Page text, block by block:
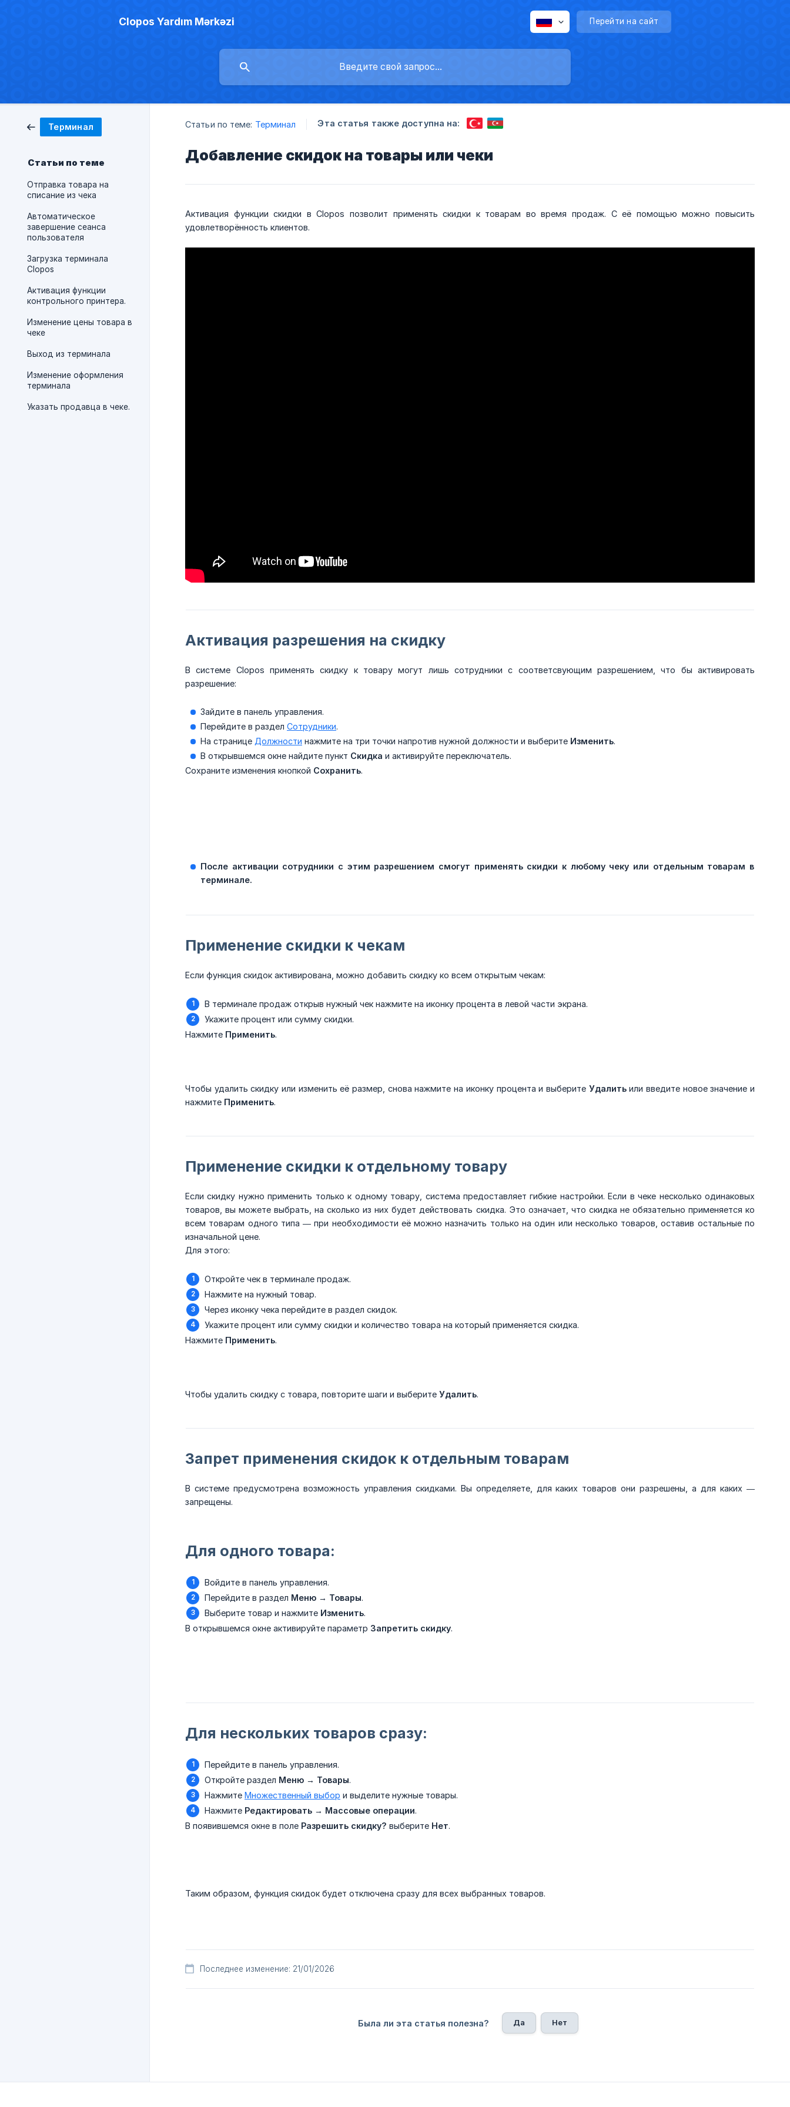
Clopos Yardım Mərkəzi Перейти на сайт
Терминал
Статьи по теме
Отправка товара на
списание из чека
Автоматическое
завершение сеанса
пользователя
Загрузка терминала
Clopos
Активация функции
контрольного принтера.
Изменение цены товара в
чеке
Выход из терминала
Изменение оформления
терминала
Указать продавца в чеке.
Статьи по теме: Терминал Эта статья также доступна на:
Добавление скидок на товары или чеки
Активация функции скидки в Clopos позволит применять скидки к товарам во время продаж. С её помощью можно повысить
удовлетворённость клиентов.
Активация разрешения на скидку
В системе Clopos применять скидку к товару могут лишь сотрудники с соответсвующим разрешением, что бы активировать
разрешение:
Зайдите в панель управления.
Перейдите в раздел Сотрудники.
На странице Должности нажмите на три точки напротив нужной должности и выберите Изменить.
В открывшемся окне найдите пункт Скидка и активируйте переключатель.
Сохраните изменения кнопкой Сохранить.
После активации сотрудники с этим разрешением смогут применять скидки к любому чеку или отдельным товарам в
терминале.
Применение скидки к чекам
Если функция скидок активирована, можно добавить скидку ко всем открытым чекам:
В терминале продаж открыв нужный чек нажмите на иконку процента в левой части экрана.
Укажите процент или сумму скидки.
Нажмите Применить.
Чтобы удалить скидку или изменить её размер, снова нажмите на иконку процента и выберите Удалитьили введите новое значение и
нажмите Применить.
Применение скидки к отдельному товару
Если скидку нужно применить только к одному товару, система предоставляет гибкие настройки. Если в чеке несколько одинаковых
товаров, вы можете выбрать, на сколько из них будет действовать скидка. Это означает, что скидка не обязательно применяется ко
всем товарам одного типа — при необходимости её можно назначить только на один или несколько товаров, оставив остальные по
изначальной цене.
Для этого:
Откройте чек в терминале продаж.
Нажмите на нужный товар.
Через иконку чека перейдите в раздел скидок.
Укажите процент или сумму скидки и количество товара на который применяется скидка.
Нажмите Применить.
Чтобы удалить скидку с товара, повторите шаги и выберите Удалить.
Запрет применения скидок к отдельным товарам
В системе предусмотрена возможность управления скидками. Вы определяете, для каких товаров они разрешены, а для каких —
запрещены.
Для одного товара:
Войдите в панель управления.
Перейдите в раздел Меню → Товары.
Выберите товар и нажмите Изменить.
В открывшемся окне активируйте параметр Запретить скидку.
Для нескольких товаров сразу:
Перейдите в панель управления.
Откройте раздел Меню → Товары.
Нажмите Множественный выбор и выделите нужные товары.
Нажмите Редактировать → Массовые операции.
В появившемся окне в поле Разрешить скидку? выберите Нет.
Таким образом, функция скидок будет отключена сразу для всех выбранных товаров.
Последнее изменение: 21/01/2026
Была ли эта статья полезна? Да Нет